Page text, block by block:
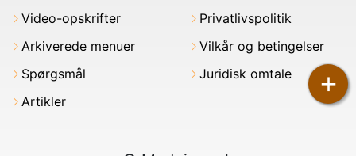
+
Video-opskrifter
Arkiverede menuer
Spørgsmål
Artikler
Privatlivspolitik
Vilkår og betingelser
Juridisk omtale